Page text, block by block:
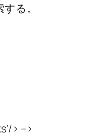
る。
> –>